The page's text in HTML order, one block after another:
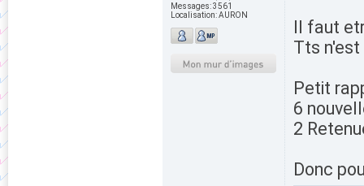
Messages:3561
Localisation:AURON
Il faut
Tts n'est
Petit
6
2
Donc